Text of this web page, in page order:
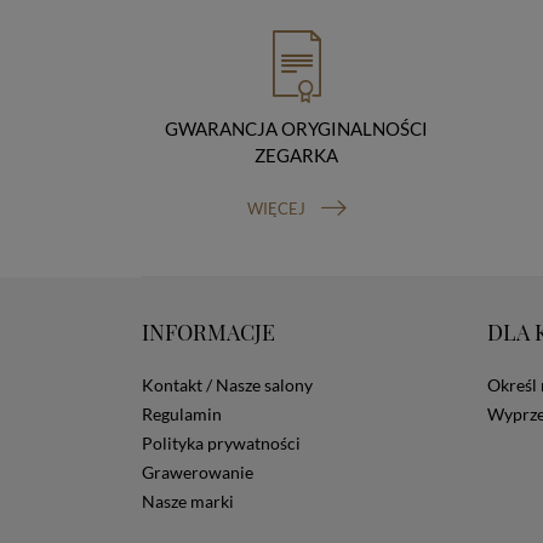
GWARANCJA ORYGINALNOŚCI
ZEGARKA
WIĘCEJ
INFORMACJE
Kontakt / Nasze salony
Regulamin
Polityka prywatności
Grawerowanie
Nasze marki
DLA
Określ